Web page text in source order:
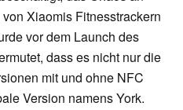
Xiaomis Fitnesstrackern
vor dem Launch des
dass es nicht nur die
mit und ohne NFC
Version namens York.